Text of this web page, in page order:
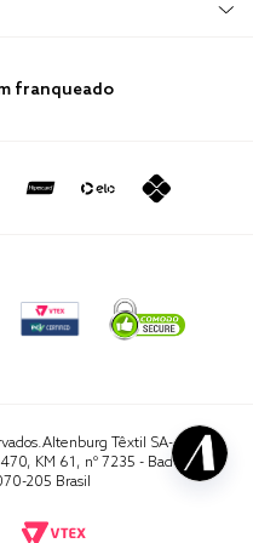
franqueado
Têxtil SA- CNPJ
KM 61, nº 7235 - Badenfurt,
205 Brasil